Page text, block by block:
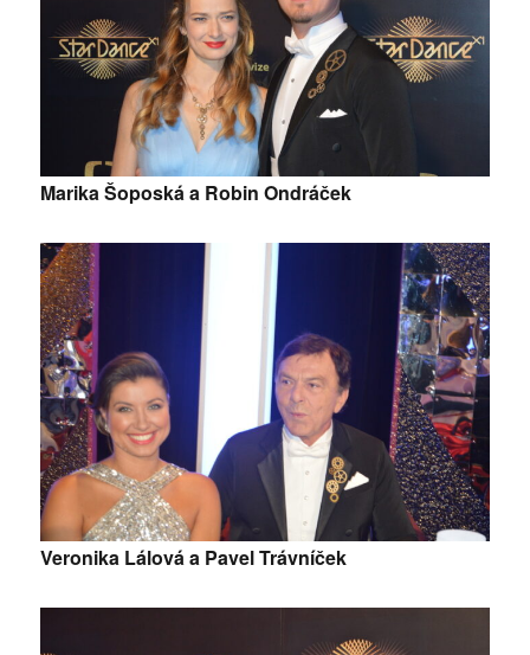
Marika Šoposká a Robin Ondráček
Veronika Lálová a Pavel Trávníček